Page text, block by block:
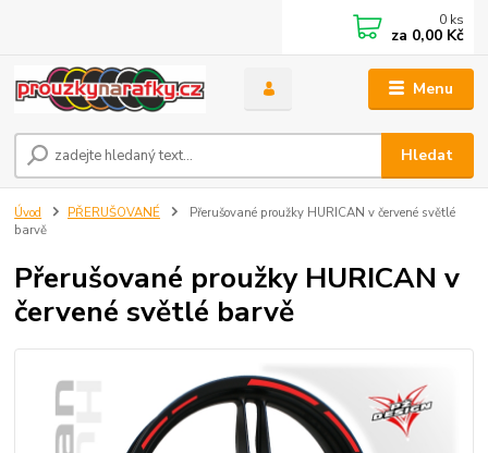
Menu
Hledat
0 ks
za 0,00 Kč
Úvod PŘERUŠOVANÉ
Přerušované proužky HURICAN v červené světlé
barvě
Přerušované proužky HURICAN v
červené světlé barvě